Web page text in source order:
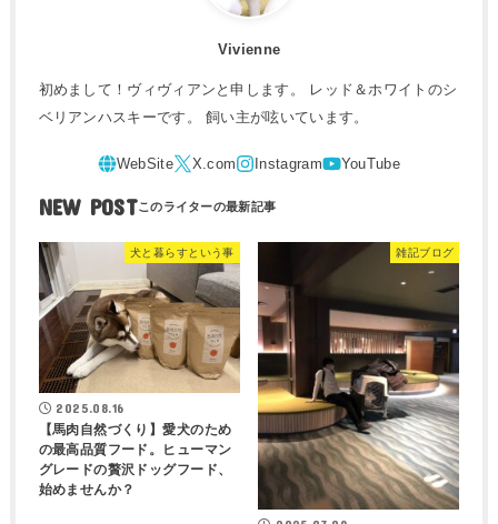
Vivienne
初めまして！ヴィヴィアンと申します。 レッド＆ホワイトのシ
ベリアンハスキーです。 飼い主が呟いています。
NEW POST
犬と暮らすという事
2025.08.16
【馬肉自然づくり】愛犬のため
の最高品質フード。ヒューマン
グレードの贅沢ドッグフード、
始めませんか？
雑記ブログ